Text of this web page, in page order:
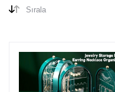
Sırala